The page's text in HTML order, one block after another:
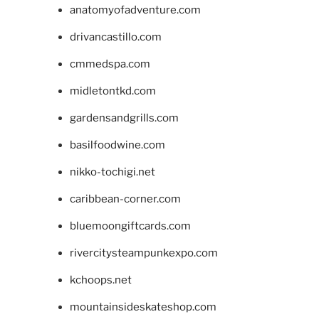
anatomyofadventure.com
drivancastillo.com
cmmedspa.com
midletontkd.com
gardensandgrills.com
basilfoodwine.com
nikko-tochigi.net
caribbean-corner.com
bluemoongiftcards.com
rivercitysteampunkexpo.com
kchoops.net
mountainsideskateshop.com